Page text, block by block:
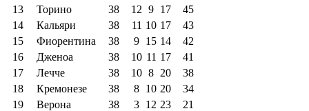
13
Торино 38 12 9 17
45
14
Кальяри 38 11 10 17
43
15
Фиорентина 38 9 15 14
42
16
Дженоа 38 10 11 17
41
17
Лечче 38 10 8 20
38
18
Кремонезе 38 8 10 20
34
19
Верона 38 3 12 23
21